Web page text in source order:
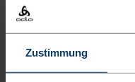
Zustimmung
Merinotop aus
richtige Wahl.
nächsten Abenteuer